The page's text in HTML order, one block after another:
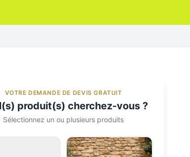
VOTRE DEMANDE DE DEVIS GRATUIT
produit(s) cherchez-vous ?
Sélectionnez un ou plusieurs produits